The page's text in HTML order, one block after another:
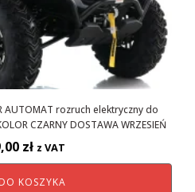
AUTOMAT rozruch elektryczny do
CZARNY DOSTAWA WRZESIEŃ
zł z VAT
KOSZYKA